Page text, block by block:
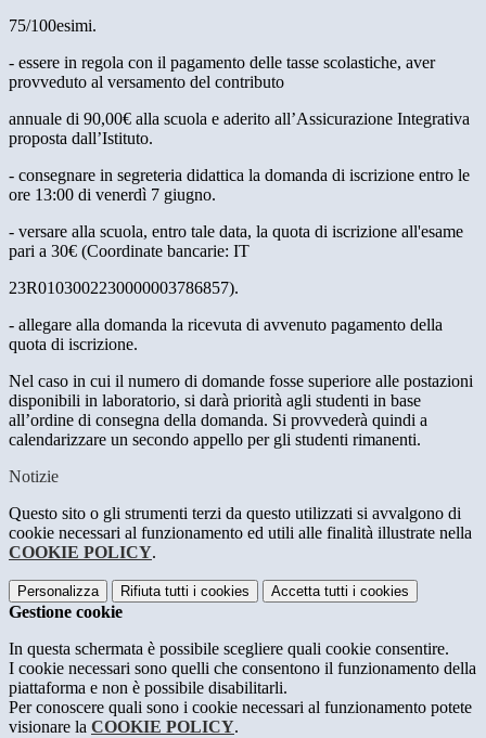
75/100esimi.
- essere in regola con il pagamento delle tasse scolastiche, aver
provveduto al versamento del contributo
annuale di 90,00€ alla scuola e aderito all’Assicurazione Integrativa
proposta dall’Istituto.
- consegnare in segreteria didattica la domanda di iscrizione entro le
ore 13:00 di venerdì 7 giugno.
- versare alla scuola, entro tale data, la quota di iscrizione all'esame
pari a 30€ (Coordinate bancarie: IT
23R0103002230000003786857).
- allegare alla domanda la ricevuta di avvenuto pagamento della
quota di iscrizione.
Nel caso in cui il numero di domande fosse superiore alle postazioni
disponibili in laboratorio, si darà priorità agli studenti in base
all’ordine di consegna della domanda. Si provvederà quindi a
calendarizzare un secondo appello per gli studenti rimanenti.
Notizie
Questo sito o gli strumenti terzi da questo utilizzati si avvalgono di
cookie necessari al funzionamento ed utili alle finalità illustrate nella
COOKIE POLICY.
Personalizza Rifiuta tutti i cookies Accetta tutti i cookies
Gestione cookie
In questa schermata è possibile scegliere quali cookie consentire.
I cookie necessari sono quelli che consentono il funzionamento della
piattaforma e non è possibile disabilitarli.
Per conoscere quali sono i cookie necessari al funzionamento potete
visionare la COOKIE POLICY.